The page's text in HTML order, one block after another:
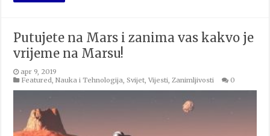
Putujete na Mars i zanima vas kakvo je
vrijeme na Marsu!
apr 9, 2019
Featured ,Nauka i Tehnologija ,Svijet ,Vijesti Zanimljivosti 0